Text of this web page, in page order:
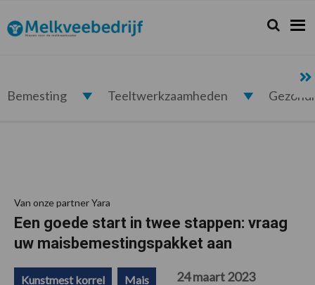
de
hoofdnavigatie
de
hoofd
de
eerste
de
voettekst
Melkveebedrijf.nl Zoeken...
Zoek
Bemesting Teeltwerkzaamheden
Van onze partner Yara
Een goede start in twee stappen: vraag
uw maisbemestingspakket aan
Kunstmest korrel Mais 24 maart 2023